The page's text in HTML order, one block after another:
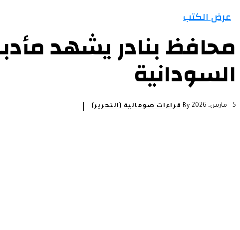
عرض الكتب
محافظ بنادر يشهد
السودانية
5 مارس، 2026 By قراءات صومالية (التحرير)